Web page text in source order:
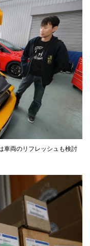
車両のリフレッシュも検討